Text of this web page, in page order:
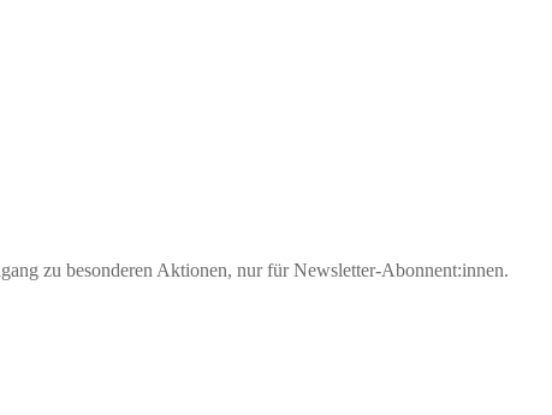
zu besonderen Aktionen, nur für Newsletter-Abonnent:innen.